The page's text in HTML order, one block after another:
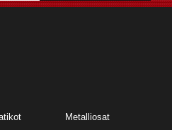
Metalliosat